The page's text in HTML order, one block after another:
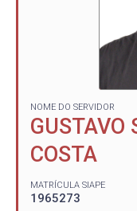
NOME DO SERVIDOR
GUSTAVO
COSTA
MATRÍCULA SIAPE
1965273